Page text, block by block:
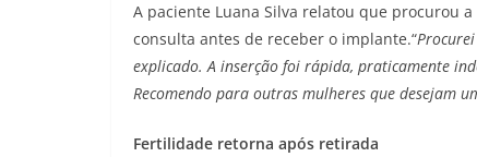
A paciente Luana Silva relatou que procurou
consulta antes de receber o implante.“
explicado. A inserção foi rápida, praticamente
Recomendo para outras mulheres que desejam
Fertilidade retorna após retirada